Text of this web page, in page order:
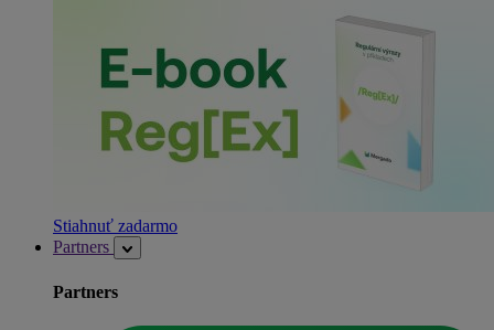
Stiahnuť zadarmo
Partners
Partners